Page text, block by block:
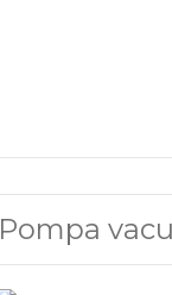
Pompa